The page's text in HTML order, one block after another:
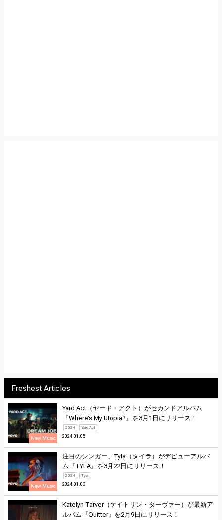
Freshest Articles
New Music
Yard Act（ヤード・アクト）がセカンドアルバム
『Where’s My Utopia?』を3月1日にリリース！
2024 Yard Act
2024.01.05
New Music
注目のシンガー、Tyla（タイラ）がデビューアルバ
ム『TYLA』を3月22日にリリース！
2024 Tyla
2024.01.03
Katelyn Tarver（ケイトリン・ターヴァー）が最新ア
ルバム『Quitter』を2月9日にリリース！